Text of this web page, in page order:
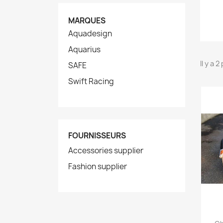
MARQUES
Aquadesign
Aquarius
SAFE
Swift Racing
FOURNISSEURS
Accessories supplier
Fashion supplier
Il y a